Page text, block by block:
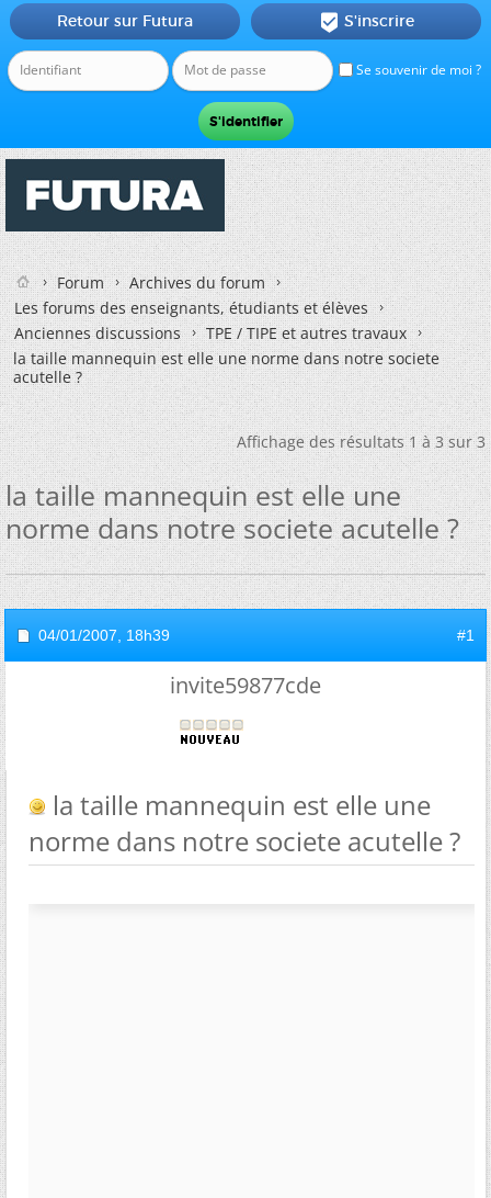
Se souvenir de moi ?
Retour sur Futura  S'inscrire
Forum
Archives du forum
Les forums des enseignants, étudiants et élèves
Anciennes discussions
TPE / TIPE et autres travaux
la taille mannequin est elle une norme dans notre societe
acutelle ?
Affichage des résultats 1 à 3 sur 3
la taille mannequin est elle une
norme dans notre societe acutelle ?
04/01/2007, 18h39 #1
invite59877cde
la taille mannequin est elle une
norme dans notre societe acutelle ?